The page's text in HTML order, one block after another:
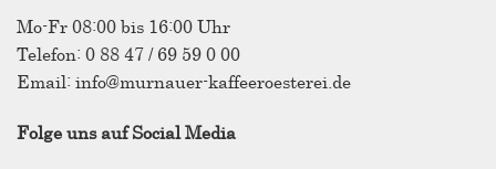
Mo-Fr 08:00 bis 16:00 Uhr
Telefon: 0 88 47 / 69 59 0 00
Email: info@murnauer-kaffeeroesterei.de
Folge uns auf Social Media